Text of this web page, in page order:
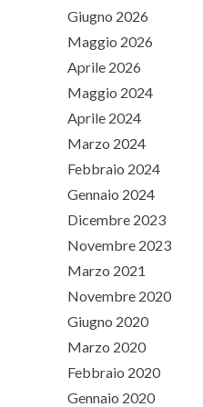
Giugno 2026
Maggio 2026
Aprile 2026
Maggio 2024
Aprile 2024
Marzo 2024
Febbraio 2024
Gennaio 2024
Dicembre 2023
Novembre 2023
Marzo 2021
Novembre 2020
Giugno 2020
Marzo 2020
Febbraio 2020
Gennaio 2020